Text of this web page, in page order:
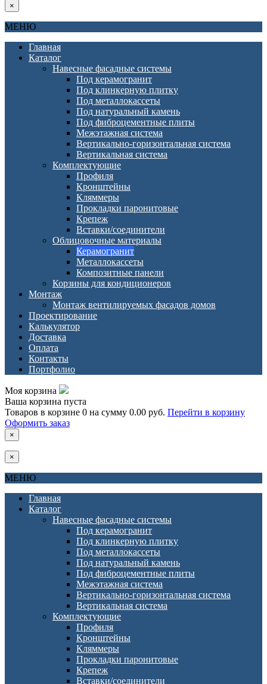
×
МЕНЮ
Главная
Каталог
Навесные фасадные системы
Под керамогранит
Под клинкерную плитку
Под металлокассеты
Под натуральный камень
Под фиброцементные плиты
Межэтажная система
Вертикально-горизонтальная система
Вертикальная система
Комплектующие
Профиля
Кронштейны
Кляммеры
Прокладки паронитовые
Крепеж
Вставки/соединители
Облицовочные материалы
Керамогранит
Металлокассеты
Композитные панели
Корзины для кондиционеров
Монтаж
Монтаж вентилируемых фасадов домов
Проектирование
Калькулятор
Доставка
Оплата
Контакты
Портфолио
Моя корзина
Ваша корзина пуста
Товаров в корзине 0 на сумму 0.00 руб. Перейти в корзину
Оформить заказ
×
×
МЕНЮ
Главная
Каталог
Навесные фасадные системы
Под керамогранит
Под клинкерную плитку
Под металлокассеты
Под натуральный камень
Под фиброцементные плиты
Межэтажная система
Вертикально-горизонтальная система
Вертикальная система
Комплектующие
Профиля
Кронштейны
Кляммеры
Прокладки паронитовые
Крепеж
Вставки/соединители